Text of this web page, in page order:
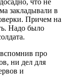
что не
закладывали в
Причем на
Надо было
про
ни дел для
и